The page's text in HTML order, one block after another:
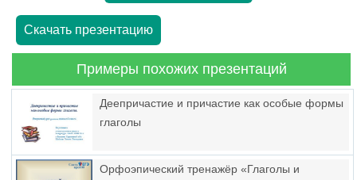
Скачать презентацию
Примеры похожих презентаций
Деепричастие и причастие как особые формы
глаголы
Орфоэпический тренажёр «Глаголы и